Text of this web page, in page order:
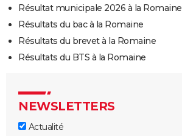
Résultat municipale 2026 à la Romaine
Résultats du bac à la Romaine
Résultats du brevet à la Romaine
Résultats du BTS à la Romaine
NEWSLETTERS
Actualité